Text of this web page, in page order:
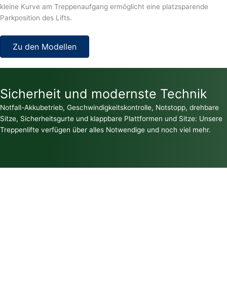
kleine Kurve am Treppenaufgang ermöglicht eine platzsparende
Parkposition des Lifts.
Zu den Modellen
Sicherheit und modernste Technik
Notfall-Akkubetrieb, Geschwindigkeitskontrolle, Notstopp, drehbare
Sitze, Sicherheitsgurte und klappbare Plattformen und Sitze: Unsere
Treppenlifte verfügen über alles Notwendige und noch viel mehr.